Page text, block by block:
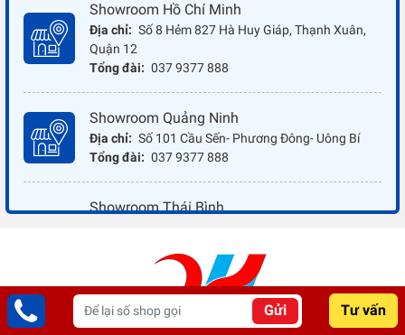
Showroom Hồ Chí Minh
Địa chỉ: Số 8 Hẻm 827 Hà Huy Giáp, Thạnh Xuân,
Quận 12
Tổng đài: 037 9377 888
Showroom Quảng Ninh
Địa chỉ: Số 101 Cầu Sến- Phương Đông- Uông Bí
Tổng đài: 037 9377 888
Showroom Thái Bình
037 9377 888
Showroom Đồng Nai Gửi Tư vấn